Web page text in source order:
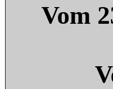
Vom